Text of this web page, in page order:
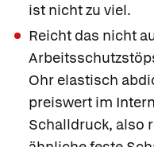
ist nicht zu viel.
Reicht das nicht
Ohr elastisch
preiswert im
Schalldruck, also